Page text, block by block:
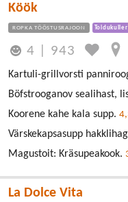
Köök
ROPKA TÖÖSTUSRAJOON Toidukuller
4 943
Kartuli-grillvorsti
Böfstrooganov sealihast,
Koorene kahe kala supp.
Värskekapsasupp
Magustoit: Kräsupeakook.
La Dolce Vita